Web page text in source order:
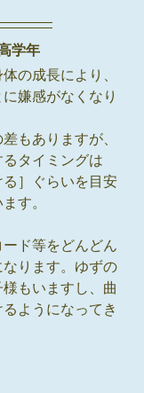
学年
の成長により、
嫌感がなくなり
もありますが、
タイミングは
る］ぐらいを目安
す。
ド等をどんどん
ります。ゆずの
もいますし、曲
ようになってき